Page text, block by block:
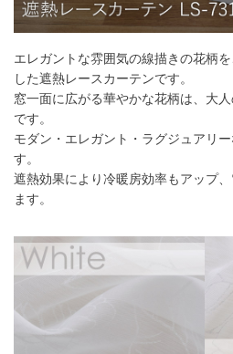
141～
200
5,830円 11,660円
201～
260
7,040円 14,080円
幅101cm以上のサイズをご注文の場
す。
フラット
エレガントな雰囲気の線描きの花柄
した遮熱レースカーテンです。
窓一面に広がる華やかな花柄は、大
です。
モダン・エレガント・ラグジュアリ
す。
遮熱効果により冷暖房効率もアップ
ます。